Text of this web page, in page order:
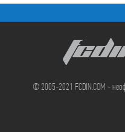
© 2005-2021 FCDIN.COM -